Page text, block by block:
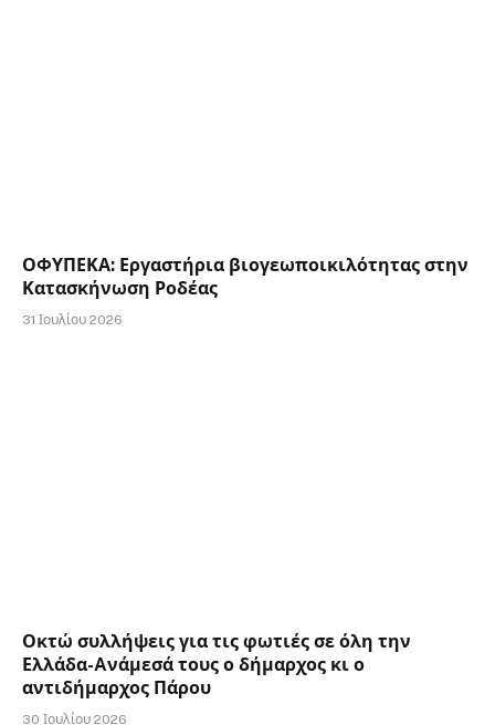
ΟΦΥΠΕΚΑ: Εργαστήρια βιογεωποικιλότητας στην
Κατασκήνωση Ροδέας
31 Ιουλίου 2026
Οκτώ συλλήψεις για τις φωτιές σε όλη την
Ελλάδα-Aνάμεσά τους ο δήμαρχος κι ο
αντιδήμαρχος Πάρου
30 Ιουλίου 2026